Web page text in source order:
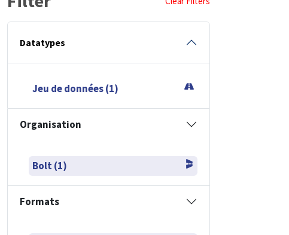
Datatypes
Jeu de données (1)
Organisation
Bolt (1)
Formats